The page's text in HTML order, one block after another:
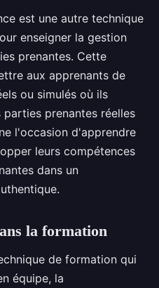
est une autre technique
enseigner la gestion
prenantes. Cette
aux apprenants de
ou simulés où ils
prenantes réelles
l'occasion d'apprendre
leurs compétences
dans un
la formation
de formation qui
équipe, la